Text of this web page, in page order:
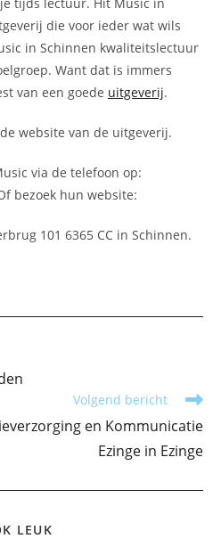
die voor ieder wat wils
in Schinnen kwaliteitslectuur
Want dat is immers
van een goede uitgeverij.
website van de uitgeverij.
via de telefoon op:
bezoek hun website:
101 6365 CC in Schinnen.
Volgend bericht
en Kommunicatie
Ezinge in Ezinge
LEUK